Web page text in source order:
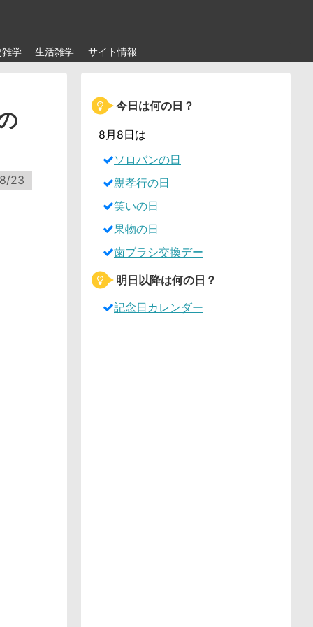
学 生活雑学 サイト情報
23
今日は何の日？
8月8日は
ソロバンの日
親孝行の日
笑いの日
果物の日
歯ブラシ交換デー
明日以降は何の日？
記念日カレンダー